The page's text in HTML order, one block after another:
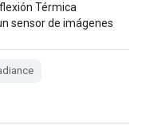
Térmica
sensor de imágenes